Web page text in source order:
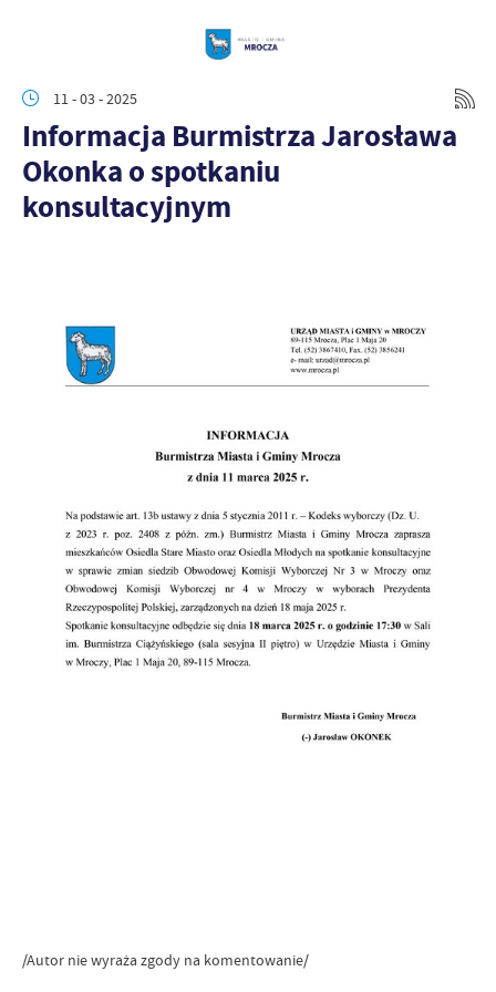
11 - 03 - 2025
Informacja Burmistrza Jarosława
Okonka o spotkaniu
konsultacyjnym
/Autor nie wyraża zgody na komentowanie/